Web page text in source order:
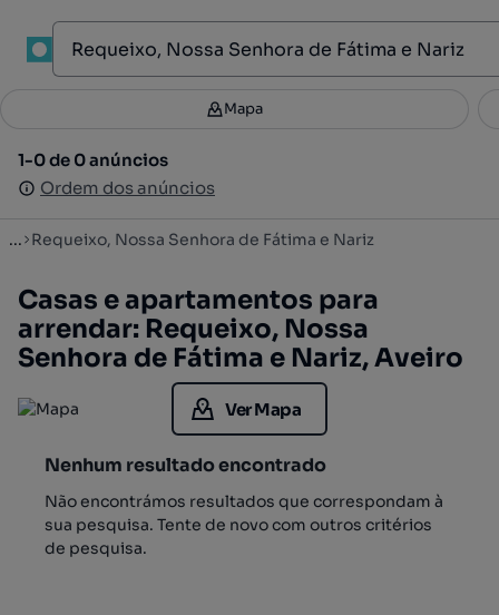
1
Filtros 2
1-0 de 0 anúncios
Ordem dos anúncios
Mapa
1-0 de 0 anúncios
Ordem dos anúncios
... Requeixo, Nossa Senhora de Fátima e Nariz
Casas e apartamentos para
arrendar: Requeixo, Nossa
Senhora de Fátima e Nariz, Aveiro
Ver Mapa
Nenhum resultado encontrado
Não encontrámos resultados que correspondam à
sua pesquisa. Tente de novo com outros critérios
de pesquisa.